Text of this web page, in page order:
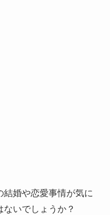
結婚や恋愛事情が気に
いでしょうか？